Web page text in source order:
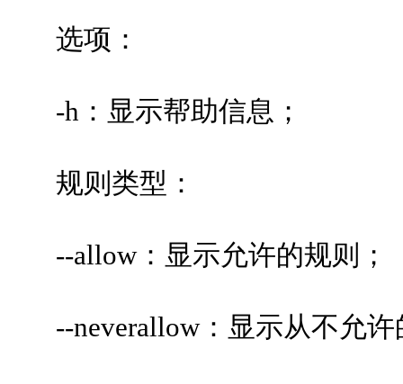
选项：
-h：显示帮助信息；
规则类型：
--allow：显示允许的规则；
--neverallow：显示从不允许